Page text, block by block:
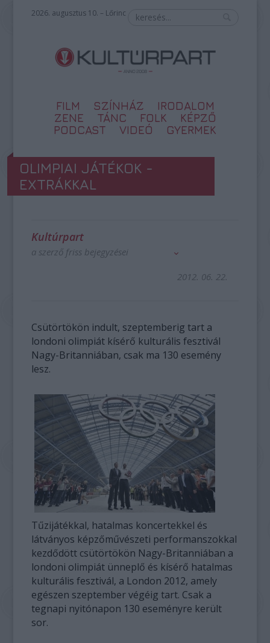
2026. augusztus 10. – Lőrinc
FILM SZÍNHÁZ
IRODALOM
ZENE
TÁNC FOLK
KÉPZŐ
PODCAST
VIDEÓ GYERMEK
OLIMPIAI JÁTÉKOK -
EXTRÁKKAL
Kultúrpart
a szerző friss bejegyzései
2012. 06. 22.
Csütörtökön indult, szeptemberig tart a
londoni olimpiát kísérő kulturális fesztivál
Nagy-Britanniában, csak ma 130 esemény
lesz.
Tűzijátékkal, hatalmas koncertekkel és
látványos képzőművészeti performanszokkal
kezdődött csütörtökön Nagy-Britanniában a
londoni olimpiát ünneplő és kísérő hatalmas
kulturális fesztivál, a London 2012, amely
egészen szeptember végéig tart. Csak a
tegnapi nyitónapon 130 eseményre került
sor.